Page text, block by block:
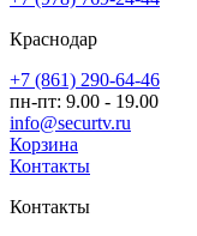
Краснодар
+7 (861) 290-64-46
пн-пт: 9.00 - 19.00
info@securtv.ru
Корзина
Контакты
Контакты